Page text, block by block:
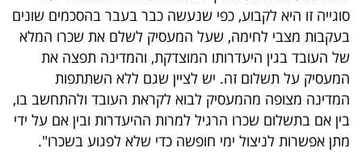
סוגייה זו היא לקבוע, כפי שנעשה כבר בעבר בהסכמים שונים
בעקבות מצבי לחימה, שעל המעסיק לשלם את שכרו המלא
של העובד בגין היעדרותו המוצדקת, והמדינה תפצה את
המעסיק על תשלום זה. יש לציין שגם ללא השתתפות
המדינה מצופה מהמעסיק לבוא לקראת העובד ולהתחשב בו,
בין אם בתשלום שכרו הרגיל למרות ההיעדרות ובין אם על ידי
מתן אפשרות לניצול ימי חופשה כדי שלא לפגוע בשכרו".